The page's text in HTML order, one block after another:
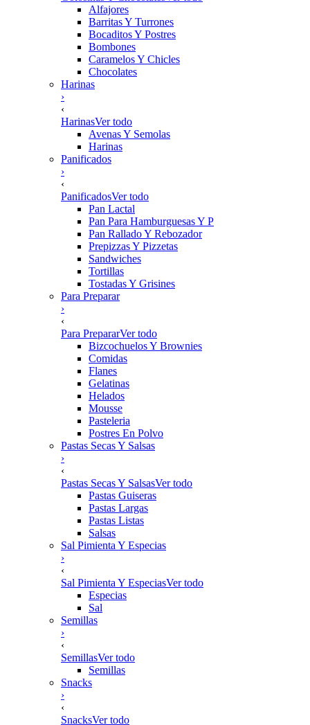
Alfajores
Barritas Y Turrones
Bocaditos Y Postres
Bombones
Caramelos Y Chicles
Chocolates
Harinas
›
‹
HarinasVer todo
Avenas Y Semolas
Harinas
Panificados
›
‹
PanificadosVer todo
Pan Lactal
Pan Para Hamburguesas Y P
Pan Rallado Y Rebozador
Prepizzas Y Pizzetas
Sandwiches
Tortillas
Tostadas Y Grisines
Para Preparar
›
‹
Para PrepararVer todo
Bizcochuelos Y Brownies
Comidas
Flanes
Gelatinas
Helados
Mousse
Pasteleria
Postres En Polvo
Pastas Secas Y Salsas
›
‹
Pastas Secas Y SalsasVer todo
Pastas Guiseras
Pastas Largas
Pastas Listas
Salsas
Sal Pimienta Y Especias
›
‹
Sal Pimienta Y EspeciasVer todo
Especias
Sal
Semillas
›
‹
SemillasVer todo
Semillas
Snacks
›
‹
SnacksVer todo